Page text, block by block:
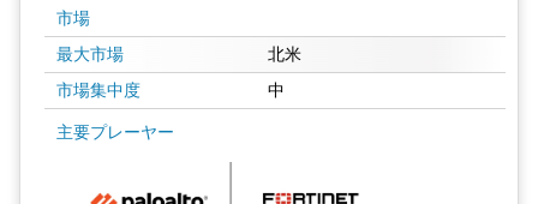
市場
最大市場 北米
市場集中度 中
主要プレーヤー
画像 © Mordor Intelligence。再利用にはCC BY 4.0の表示が必要です。